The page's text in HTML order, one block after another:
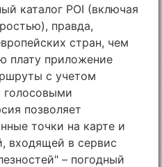
каталог POI (включая
правда,
стран, чем
плату приложение
с учетом
голосовыми
позволяет
точки на карте и
входящей в сервис
– погодный